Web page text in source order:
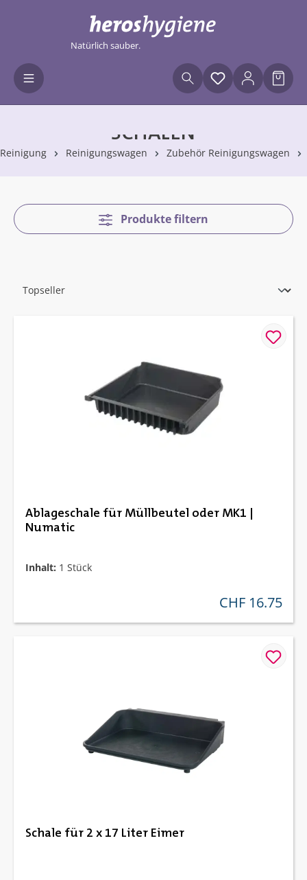
Zum Hauptinhalt springen
Natürlich sauber.
Du hast 0
SCHALEN
Reinigung Reinigungswagen Zubehör Reinigungswagen
Produkte filtern
Ablageschale für Müllbeutel oder MK1 |
Numatic
Inhalt: 1 Stück
regulärer preis:
CHF 16.75
Schale für 2 x 17 Liter Eimer